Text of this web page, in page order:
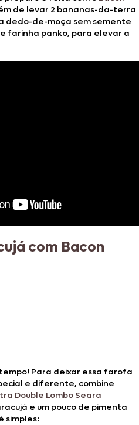
de levar 2 bananas-da-terra
dedo-de-moça sem semente
farinha panko, para elevar a
com Bacon
Para deixar essa farofa
e diferente, combine
Double Lombo Seara
e um pouco de pimenta
simples: